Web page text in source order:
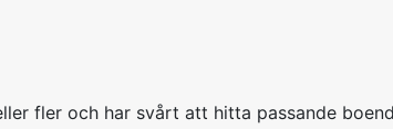
fler och har svårt att hitta passande